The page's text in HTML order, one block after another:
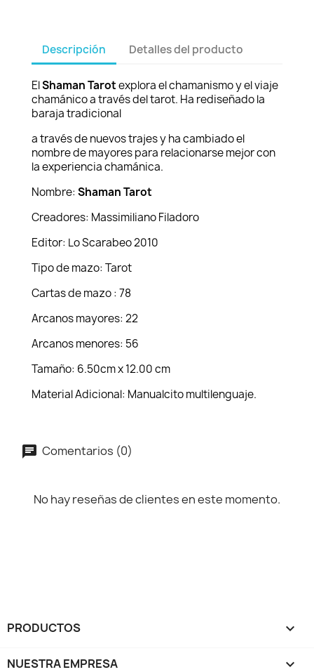
Descripción Detalles del producto
ElShaman Tarotexplora el chamanismo y el viaje
chamánico a través del tarot. Ha rediseñado la
baraja tradicional
a través de nuevos trajes y ha cambiado el
nombre de mayores para relacionarse mejor con
la experiencia chamánica.
Nombre: Shaman Tarot
Creadores: Massimiliano Filadoro
Editor: Lo Scarabeo 2010
Tipo de mazo: Tarot
Cartas de mazo : 78
Arcanos mayores: 22
Arcanos menores: 56
Tamaño: 6.50cm x 12.00 cm
Material Adicional: Manualcito multilenguaje.
Comentarios (0)
No hay reseñas de clientes en este momento.
PRODUCTOS 
NUESTRA EMPRESA 